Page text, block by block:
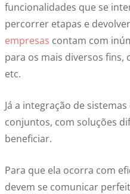
funcionalidades que se
percorrer etapas e
empresas contam com
para os mais diversos fins,
etc.
Já a integração de
conjuntos, com soluções
beneficiar.
Para que ela ocorra com
devem se comunicar